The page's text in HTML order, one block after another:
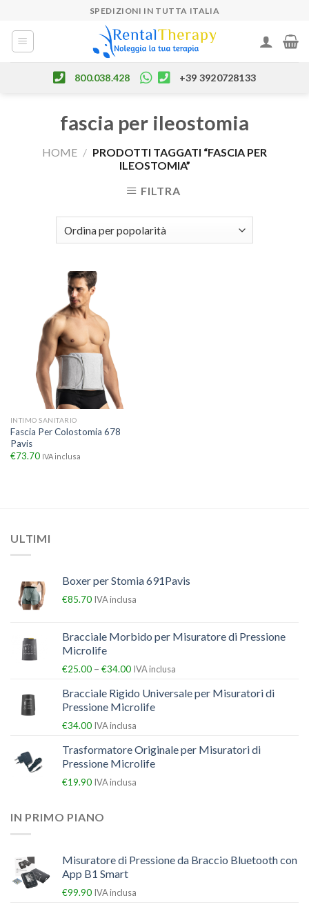
content
SPEDIZIONI IN TUTTA ITALIA
800.038.428 +39 3920728133
fascia per ileostomia
HOME / PRODOTTI TAGGATI “FASCIA PER
ILEOSTOMIA”
FILTRA
INTIMO SANITARIO
Fascia Per Colostomia 678
Pavis
€73.70 IVA inclusa
ULTIMI
Boxer per Stomia 691Pavis
€85.70 IVA inclusa
Bracciale Morbido per Misuratore di Pressione
Microlife
€25.00 – €34.00 IVA inclusa
Bracciale Rigido Universale per Misuratori di
Pressione Microlife
€34.00 IVA inclusa
Trasformatore Originale per Misuratori di
Pressione Microlife
€19.90 IVA inclusa
IN PRIMO PIANO
Misuratore di Pressione da Braccio Bluetooth con
App B1 Smart
€99.90 IVA inclusa